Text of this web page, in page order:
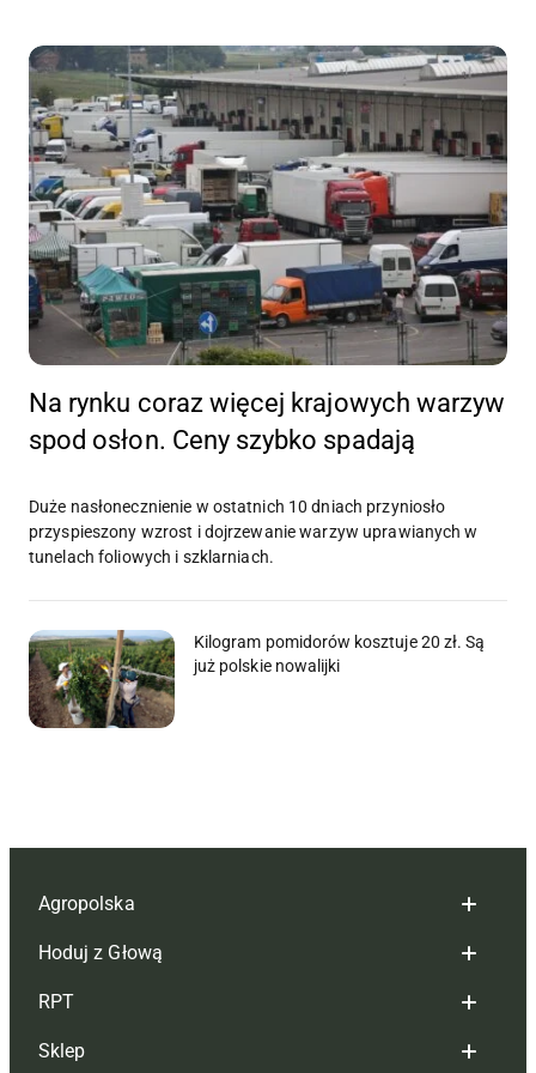
Na rynku coraz więcej krajowych warzyw
spod osłon. Ceny szybko spadają
Duże nasłonecznienie w ostatnich 10 dniach przyniosło
przyspieszony wzrost i dojrzewanie warzyw uprawianych w
tunelach foliowych i szklarniach.
Kilogram pomidorów kosztuje 20 zł. Są
już polskie nowalijki
Agropolska
Redakcja
Reklama
Tagi
Hoduj z Głową
Hoduj z głową bydło
Hoduj z głową świnie
RPT
Redakcja
Sklep